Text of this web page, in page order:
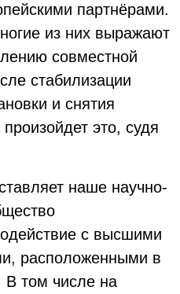
партнёрами.
из них выражают
совместной
стабилизации
и снятия
это, судя
наше научно-
с высшими
расположенными в
В том числе на